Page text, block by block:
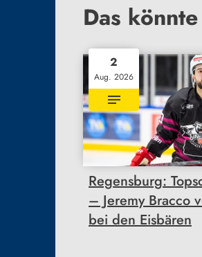
Das
2
Aug. 2026
Regensburg:
– Jeremy Bracco
bei den Eisbären